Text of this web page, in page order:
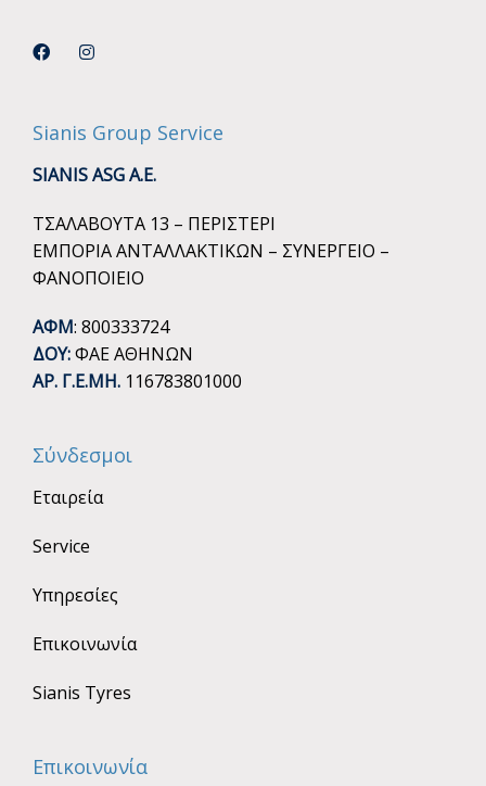
Sianis Group Service
SIANIS ASG A.E.
ΤΣΑΛΑΒΟΥΤΑ 13 – ΠΕΡΙΣΤΕΡΙ
ΕΜΠΟΡΙΑ ΑΝΤΑΛΛΑΚΤΙΚΩΝ – ΣΥΝΕΡΓΕΙΟ –
ΦΑΝΟΠΟΙΕΙΟ
ΑΦΜ: 800333724
ΔΟΥ:ΦΑΕ ΑΘΗΝΩΝ
ΑΡ. Γ.Ε.ΜΗ. 116783801000
Σύνδεσμοι
Εταιρεία
Service
Υπηρεσίες
Επικοινωνία
Sianis Tyres
Επικοινωνία